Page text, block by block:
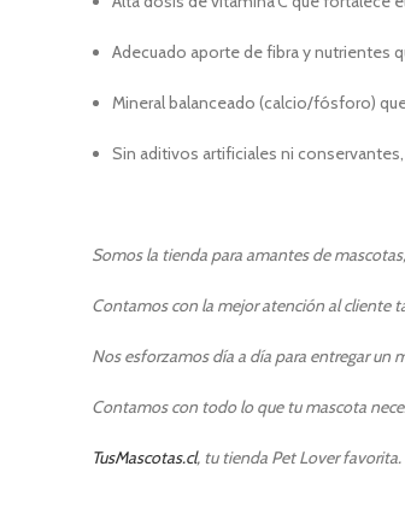
Adecuado aporte de fibra y nutrientes
Mineral balanceado (calcio/fósforo)
Sin aditivos artificiales ni
Somos la tienda para amantes de
Contamos con la mejor atención al cliente
Nos esforzamos día a día para entregar un
Contamos con todo lo que tu mascota
TusMascotas.cl, tu tienda Pet Lover favorita.